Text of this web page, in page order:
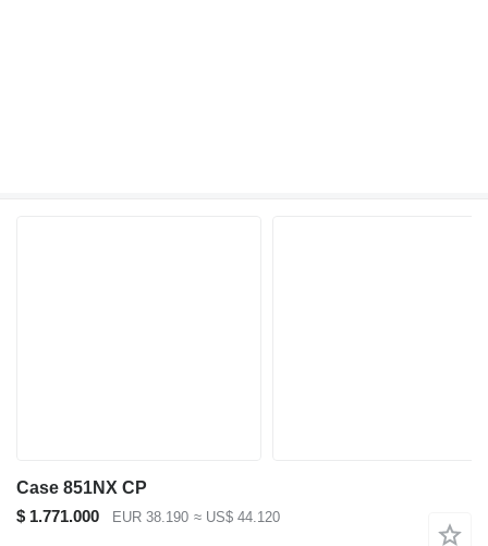
Case 851NX CP
$ 1.771.000
EUR 38.190 ≈ US$ 44.120